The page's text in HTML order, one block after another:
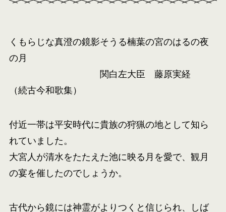
くもらじな真澄の鏡影そうる楠葉の宮のはるの夜
の月
関白左大臣 藤原実経
（続古今和歌集）
付近一帯は平安時代に貴族の狩猟の地として知ら
れていました。
大宮人が清水をたたえた池に映る月を愛で、観月
の宴を催したのでしょうか。
古代から鏡には神霊がよりつくと信じられ、しば